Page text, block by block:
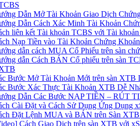
Dẫn Mở Tài Khoản Giao Dịch
Dẫn Cách Xác Minh Tài Khoản
liên kết Tài khoản TCBS với Tài
Nạp Tiền vào Tài Khoản Chứng
dẫn cách MUA Cổ Phiếu trên sàn
dẫn Cách BÁN Cổ phiếu trên sàn
Bước Mở Tài Khoản Mới trên sàn XTB
Bước Xác Thực Tài Khoản XTB Dễ
Dẫn Các Bước NẠP TIỀN – RÚT
Cài Đặt và Cách Sử Dụng Ứng Dụng
Đặt Lệnh MUA và BÁN trên Sàn XTB
Cách Giao Dịch trên sàn XTB với